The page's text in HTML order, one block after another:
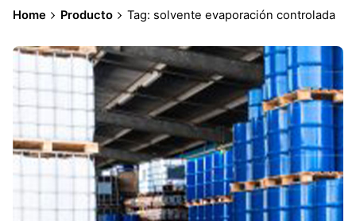
Home Producto Tag: solvente evaporación controlada